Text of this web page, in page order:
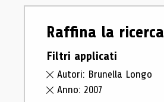
Raffina la ricerca
Filtri applicati
Autori: Brunella Longo
Anno: 2007